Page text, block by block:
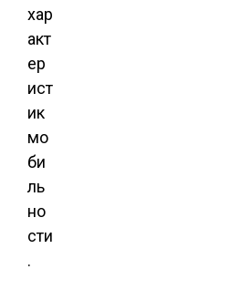
хар
акт
ер
ист
ик
мо
би
ль
но
сти
.